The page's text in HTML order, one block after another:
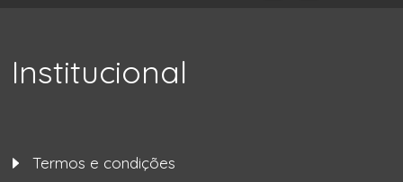
Institucional
Termos e condições